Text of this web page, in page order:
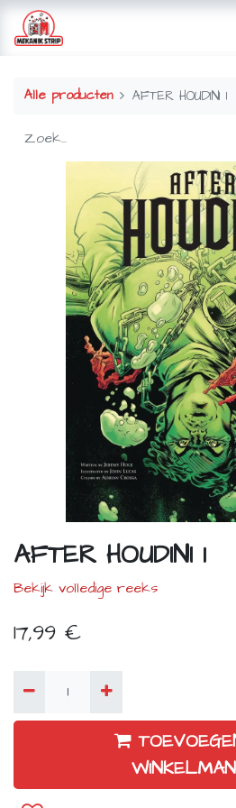
Alle producten AFTER HOUDINI 1
AFTER HOUDINI 1
Bekijk volledige reeks
17,99 €